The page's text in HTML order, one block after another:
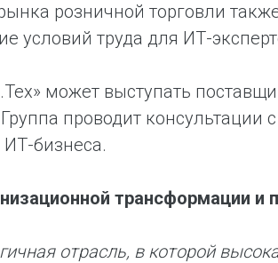
розничной торговли
условий труда для ИТ-
может выступать
проводит
бизнеса.
трансформации и
отрасль, в которой